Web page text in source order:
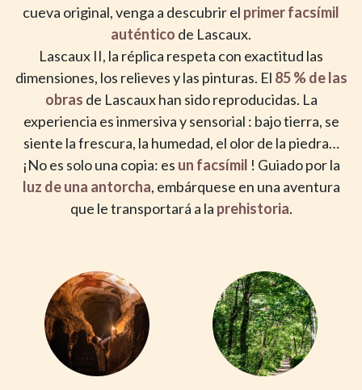
cueva original, venga a descubrir el primerfacsímil
auténtico de Lascaux.
Lascaux II, la réplica respeta con exactitud las
dimensiones, los relieves y las pinturas. El 85 % de las
obras de Lascaux han sido reproducidas. La
experiencia es inmersiva y sensorial : bajo tierra, se
siente la frescura, la humedad, el olor de la piedra…
¡No es solo una copia: es un facsímil ! Guiado por la
luz de una antorcha, embárquese en una aventura
que le transportará a la prehistoria.